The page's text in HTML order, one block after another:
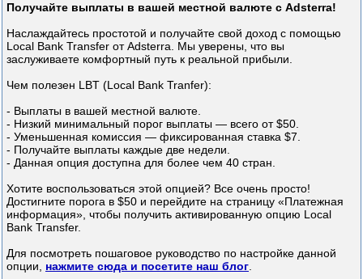
Получайте выплаты в вашей местной валюте с Adsterra!
Наслаждайтесь простотой и получайте свой доход с помощью
Local Bank Transfer от Adsterra. Мы уверены, что вы
заслуживаете комфортный путь к реальной прибыли.
Чем полезен LBT (Local Bank Tranfer):
- Выплаты в вашей местной валюте.
- Низкий минимальный порог выплаты — всего от $50.
- Уменьшенная комиссия — фиксированная ставка $7.
- Получайте выплаты каждые две недели.
- Данная опция доступна для более чем 40 стран.
Хотите воспользоваться этой опцией? Все очень просто!
Достигните порога в $50 и перейдите на страницу «Платежная
информация», чтобы получить активированную опцию Local
Bank Transfer.
Для посмотреть пошаговое руководство по настройке данной
опции, нажмите сюда и посетите наш блог